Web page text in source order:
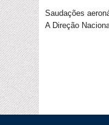
Saudações
A Direção